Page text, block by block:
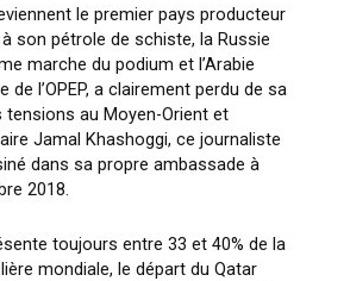
le premier pays producteur
son pétrole de schiste, la Russie
marche du podium et l’Arabie
de l’OPEP, a clairement perdu de sa
tensions au Moyen-Orient et
Jamal Khashoggi, ce journaliste
dans sa propre ambassade à
2018.
toujours entre 33 et 40% de la
mondiale, le départ du Qatar